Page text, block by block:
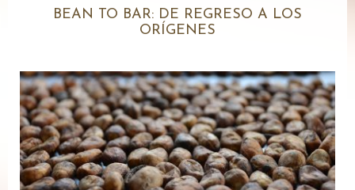
BEAN TO BAR: DE REGRESO A LOS
ORÍGENES